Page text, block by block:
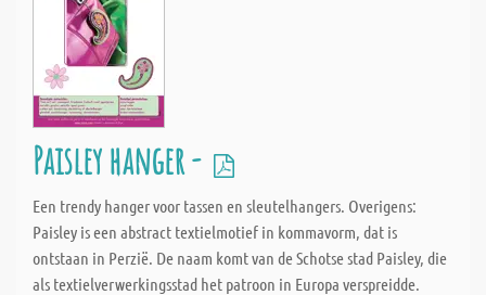
Paisley hanger -
Een trendy hanger voor tassen en sleutelhangers. Overigens:
Paisley is een abstract textielmotief in kommavorm, dat is
ontstaan in Perzië. De naam komt van de Schotse stad Paisley, die
als textielverwerkingsstad het patroon in Europa verspreidde.